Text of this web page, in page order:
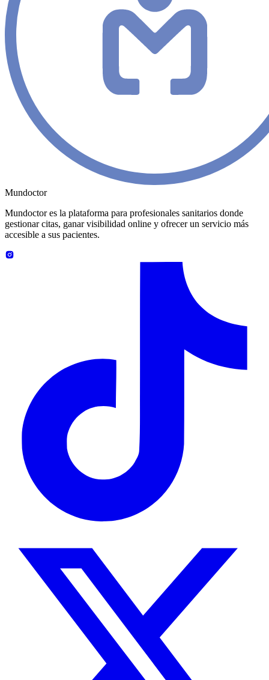
Mundoctor
Mundoctor es la plataforma para profesionales sanitarios donde
gestionar citas, ganar visibilidad online y ofrecer un servicio más
accesible a sus pacientes.